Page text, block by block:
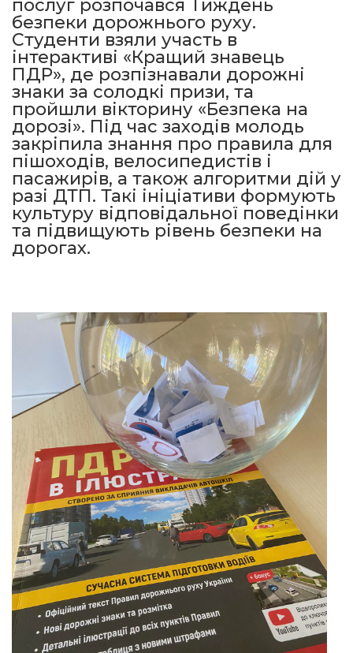
послуг розпочався Тиждень
безпеки дорожнього руху.
Студенти взяли участь в
інтерактиві «Кращий знавець
ПДР», де розпізнавали дорожні
знаки за солодкі призи, та
пройшли вікторину «Безпека на
дорозі». Під час заходів молодь
закріпила знання про правила для
пішоходів, велосипедистів і
пасажирів, а також алгоритми дій у
разі ДТП. Такі ініціативи формують
культуру відповідальної поведінки
та підвищують рівень безпеки на
дорогах.